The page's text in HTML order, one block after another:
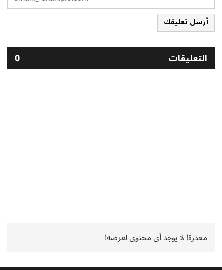
أرسل تعليقك
التعليقات 0
معذرة! لا يوجد أي محتوى لعرضه!